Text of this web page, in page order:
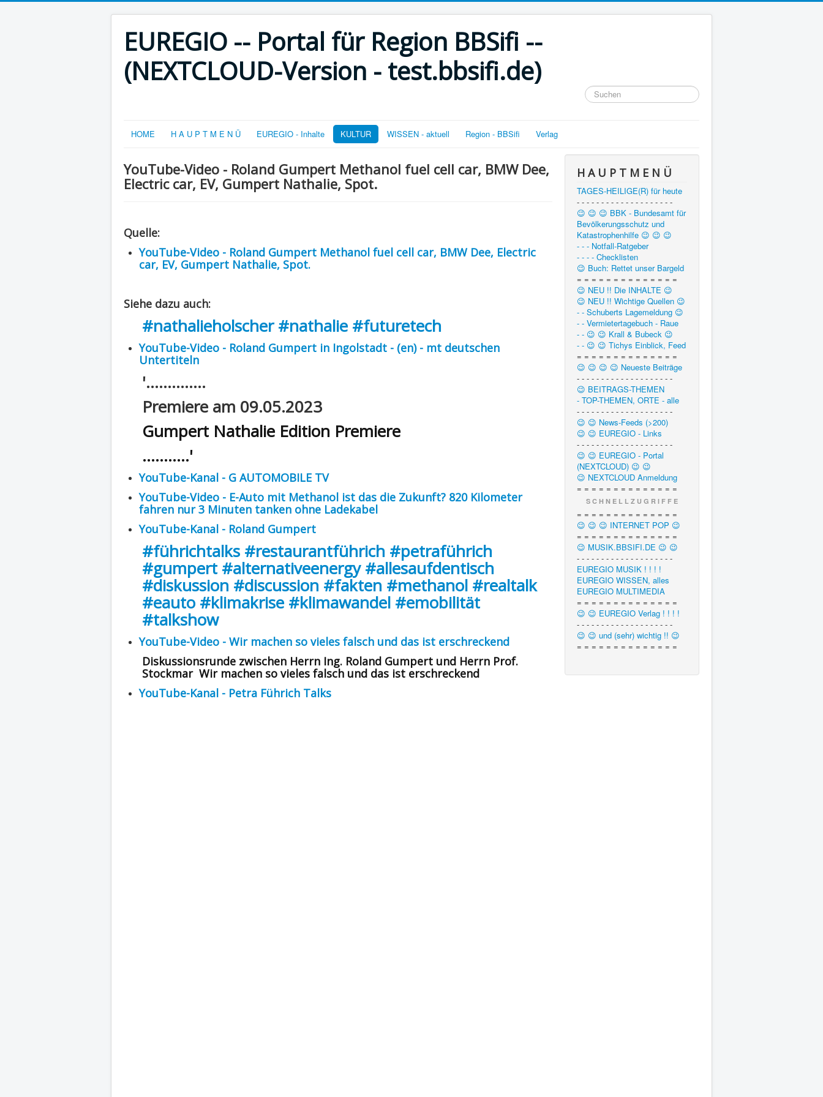
EUREGIO -- Portal für Region BBSifi --
(NEXTCLOUD-Version - test.bbsifi.de)
Suchen
...
HOME H A U P T M E N Ü EUREGIO - Inhalte KULTUR WISSEN - aktuell Region - BBSifi Verlag
YouTube-Video - Roland Gumpert Methanol fuel cell car, BMW Dee,
Electric car, EV, Gumpert Nathalie, Spot.
Quelle:
YouTube-Video - Roland Gumpert Methanol fuel cell car, BMW Dee, Electric
car, EV, Gumpert Nathalie, Spot.
Siehe dazu auch:
#nathalieholscher #nathalie #futuretech
YouTube-Video - Roland Gumpert in Ingolstadt - (en) - mt deutschen
Untertiteln
'..............
Premiere am 09.05.2023
Gumpert Nathalie Edition Premiere
...........'
YouTube-Kanal - G AUTOMOBILE TV
YouTube-Video - E-Auto mit Methanol ist das die Zukunft? 820 Kilometer
fahren nur 3 Minuten tanken ohne Ladekabel
YouTube-Kanal - Roland Gumpert
#führichtalks #restaurantführich #petraführich
#gumpert #alternativeenergy #allesaufdentisch
#diskussion #discussion #fakten #methanol #realtalk
#eauto #klimakrise #klimawandel #emobilität
#talkshow
YouTube-Video - Wir machen so vieles falsch und das ist erschreckend
Diskussionsrunde zwischen Herrn Ing. Roland Gumpert und Herrn Prof.
Stockmar Wir machen so vieles falsch und das ist erschreckend
YouTube-Kanal - Petra Führich Talks
H A U P T M E N Ü
TAGES-HEILIGE(R) für heute
- - - - - - - - - - - - - - - - - - - -
😉 😉 😉 BBK - Bundesamt für
Bevölkerungsschutz und
Katastrophenhilfe 😉 😉 😉
- - - Notfall-Ratgeber
- - - - Checklisten
😉 Buch: Rettet unser Bargeld
= = = = = = = = = = = = = =
😉 NEU !! Die INHALTE 😉
😉 NEU !! Wichtige Quellen 😉
- - Schuberts Lagemeldung 😉
- - Vermietertagebuch - Raue
- - 😉 😉 Krall & Bubeck 😉
- - 😉 😉 Tichys Einblick, Feed
= = = = = = = = = = = = = =
😉 😉 😉 😉 Neueste Beiträge
- - - - - - - - - - - - - - - - - - - -
😉 BEITRAGS-THEMEN
- TOP-THEMEN, ORTE - alle
- - - - - - - - - - - - - - - - - - - -
😉 😉 News-Feeds (>200)
😉 😉 EUREGIO - Links
- - - - - - - - - - - - - - - - - - - -
😉 😉 EUREGIO - Portal
(NEXTCLOUD) 😉 😉
😉 NEXTCLOUD Anmeldung
= = = = = = = = = = = = = =
S C H N E L L Z U G R I F F E
= = = = = = = = = = = = = =
😉 😉 😉 INTERNET POP 😉
= = = = = = = = = = = = = =
😉 MUSIK.BBSIFI.DE 😉 😉
- - - - - - - - - - - - - - - - - - - -
EUREGIO MUSIK ! ! ! !
EUREGIO WISSEN, alles
EUREGIO MULTIMEDIA
= = = = = = = = = = = = = =
😉 😉 EUREGIO Verlag ! ! ! !
- - - - - - - - - - - - - - - - - - - -
😉 😉 und (sehr) wichtig !! 😉
= = = = = = = = = = = = = =